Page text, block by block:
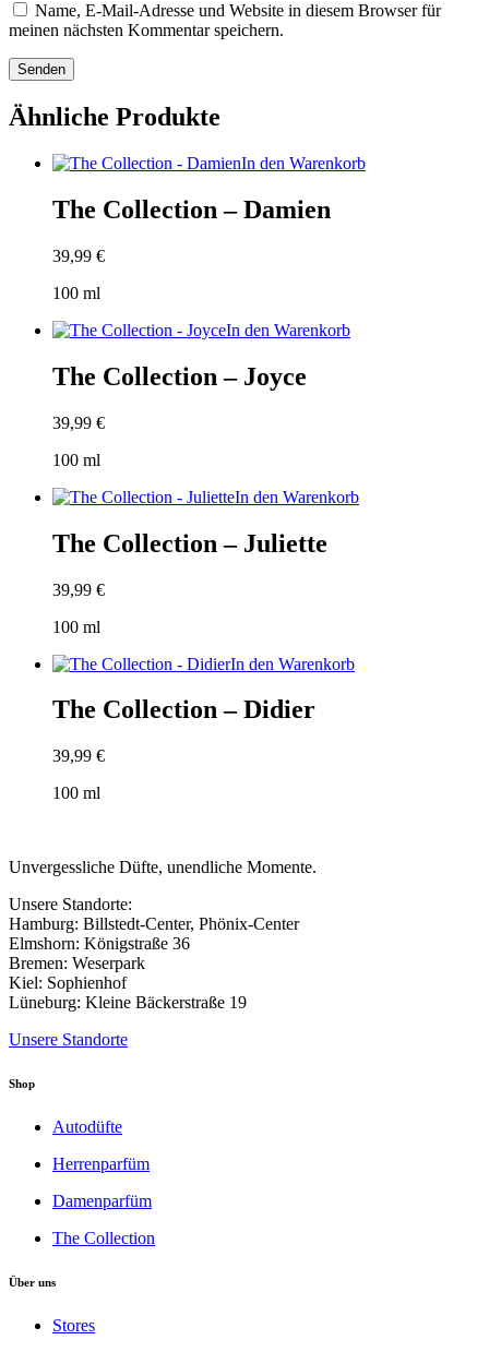
Name, E-Mail-Adresse und Website in diesem Browser für
meinen nächsten Kommentar speichern.
Ähnliche Produkte
In den Warenkorb
The Collection – Damien
39,99 €
100 ml
In den Warenkorb
The Collection – Joyce
39,99 €
100 ml
In den Warenkorb
The Collection – Juliette
39,99 €
100 ml
In den Warenkorb
The Collection – Didier
39,99 €
100 ml
Unvergessliche Düfte, unendliche Momente.
Unsere Standorte:
Hamburg: Billstedt-Center, Phönix-Center
Elmshorn: Königstraße 36
Bremen: Weserpark
Kiel: Sophienhof
Lüneburg: Kleine Bäckerstraße 19
Unsere Standorte
Shop
Autodüfte
Herrenparfüm
Damenparfüm
The Collection
Über uns
Stores